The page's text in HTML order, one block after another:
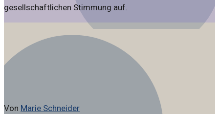
gesellschaftlichen Stimmung auf.
Von Marie Schneider